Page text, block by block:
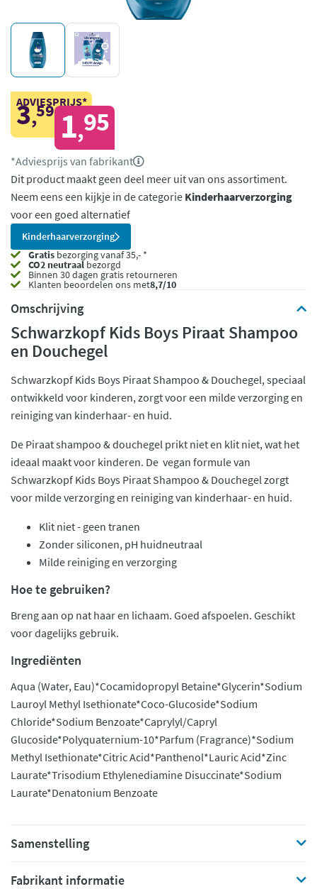
ADVIESPRIJS*
3,59 1,95
*Adviesprijs van fabrikant
Dit product maakt geen deel meer uit van ons assortiment.
Neem eens een kijkje in de categorie Kinderhaarverzorging
voor een goed alternatief
Kinderhaarverzorging
Gratis bezorging vanaf 35,- *
CO2 neutraalbezorgd
Binnen 30 dagen gratis retourneren
Klanten beoordelen ons met8,7/10
Omschrijving
Schwarzkopf Kids Boys Piraat Shampoo
en Douchegel
Schwarzkopf Kids Boys Piraat Shampoo & Douchegel, speciaal
ontwikkeld voor kinderen, zorgt voor een milde verzorging en
reiniging van kinderhaar- en huid.
De Piraat shampoo & douchegel prikt niet en klit niet, wat het
ideaal maakt voor kinderen. De vegan formule van
Schwarzkopf Kids Boys Piraat Shampoo & Douchegel zorgt
voor milde verzorging en reiniging van kinderhaar- en huid.
Klit niet - geen tranen
Zonder siliconen, pH huidneutraal
Milde reiniging en verzorging
Hoe te gebruiken?
Breng aan op nat haar en lichaam. Goed afspoelen. Geschikt
voor dagelijks gebruik.
Ingrediënten
Aqua (Water, Eau)*Cocamidopropyl Betaine*Glycerin*Sodium
Lauroyl Methyl Isethionate*Coco-Glucoside*Sodium
Chloride*Sodium Benzoate*Caprylyl/Capryl
Glucoside*Polyquaternium-10*Parfum (Fragrance)*Sodium
Methyl Isethionate*Citric Acid*Panthenol*Lauric Acid*Zinc
Laurate*Trisodium Ethylenediamine Disuccinate*Sodium
Laurate*Denatonium Benzoate
Samenstelling
Fabrikant informatie